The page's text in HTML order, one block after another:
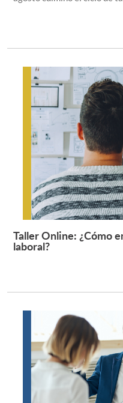
Taller Online: ¿Cómo
laboral?